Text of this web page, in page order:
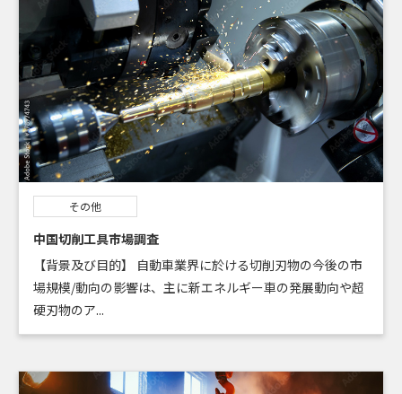
その他
中国切削工具市場調査
【背景及び目的】 自動車業界に於ける切削刃物の今後の市
場規模/動向の影響は、主に新エネルギー車の発展動向や超
硬刃物のア...